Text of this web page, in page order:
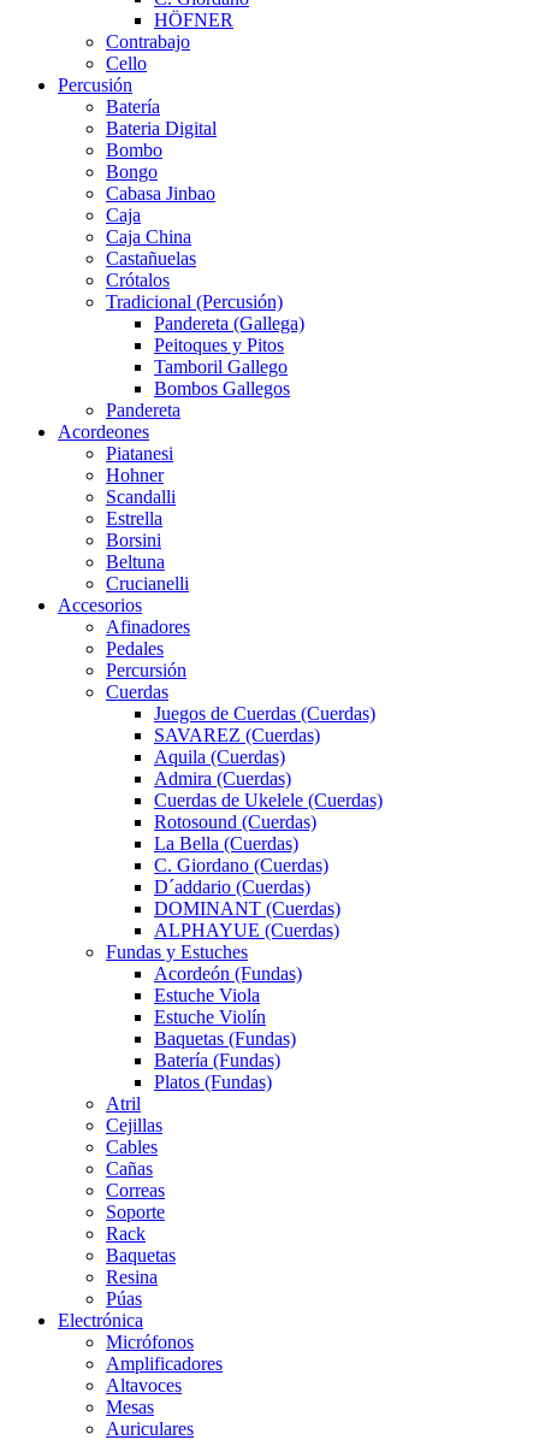
HÖFNER
Contrabajo
Cello
Percusión
Batería
Bateria Digital
Bombo
Bongo
Cabasa Jinbao
Caja
Caja China
Castañuelas
Crótalos
Tradicional (Percusión)
Pandereta (Gallega)
Peitoques y Pitos
Tamboril Gallego
Bombos Gallegos
Pandereta
Acordeones
Piatanesi
Hohner
Scandalli
Estrella
Borsini
Beltuna
Crucianelli
Accesorios
Afinadores
Pedales
Percursión
Cuerdas
Juegos de Cuerdas (Cuerdas)
SAVAREZ (Cuerdas)
Aquila (Cuerdas)
Admira (Cuerdas)
Cuerdas de Ukelele (Cuerdas)
Rotosound (Cuerdas)
La Bella (Cuerdas)
C. Giordano (Cuerdas)
D´addario (Cuerdas)
DOMINANT (Cuerdas)
ALPHAYUE (Cuerdas)
Fundas y Estuches
Acordeón (Fundas)
Estuche Viola
Estuche Violín
Baquetas (Fundas)
Batería (Fundas)
Platos (Fundas)
Atril
Cejillas
Cables
Cañas
Correas
Soporte
Rack
Baquetas
Resina
Púas
Electrónica
Micrófonos
Amplificadores
Altavoces
Mesas
Auriculares